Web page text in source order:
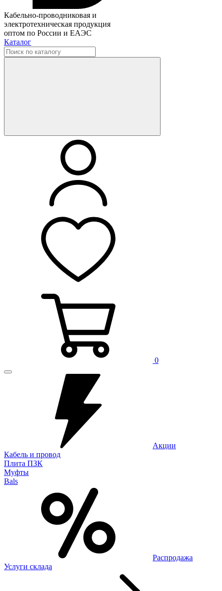
Кабельно-проводниковая и
электротехническая продукция
оптом по России и ЕАЭС
Каталог
0
Акции
Кабель и провод
Плита ПЗК
Муфты
Bals
Распродажа
Услуги склада